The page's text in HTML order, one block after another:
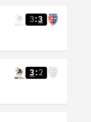
3:3
3:2